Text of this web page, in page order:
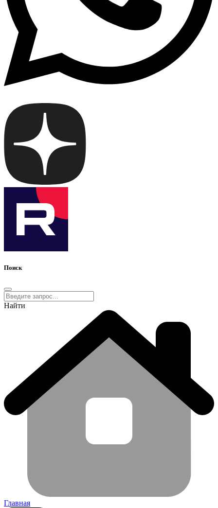
Поиск
Найти
Главная